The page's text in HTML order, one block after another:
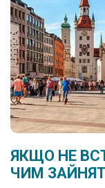
ЯКЩО НЕ
ЧИМ